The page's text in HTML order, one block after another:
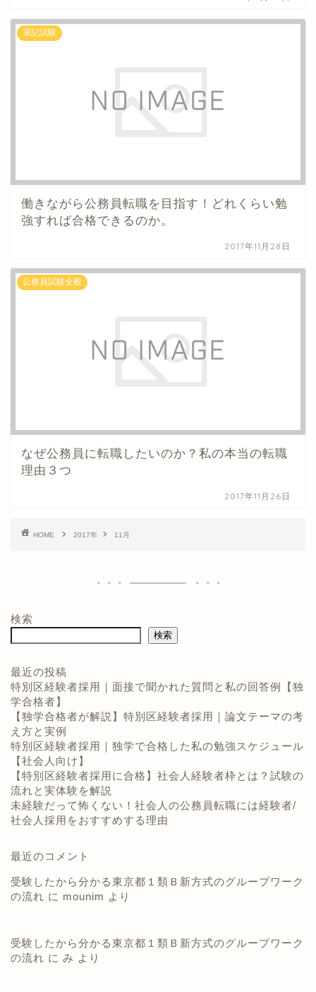
筆記試験
働きながら公務員転職を目指す！どれくらい勉
強すれば合格できるのか。
2017年11月28日
公務員試験全般
なぜ公務員に転職したいのか？私の本当の転職
理由３つ
2017年11月26日
HOME 2017年 11月
検索
検索
最近の投稿
特別区経験者採用｜面接で聞かれた質問と私の回答例【独
学合格者】
【独学合格者が解説】特別区経験者採用｜論文テーマの考
え方と実例
特別区経験者採用｜独学で合格した私の勉強スケジュール
【社会人向け】
【特別区経験者採用に合格】社会人経験者枠とは？試験の
流れと実体験を解説
未経験だって怖くない！社会人の公務員転職には経験者/
社会人採用をおすすめする理由
最近のコメント
受験したから分かる東京都１類Ｂ新方式のグループワーク
の流れ に mounim より
受験したから分かる東京都１類Ｂ新方式のグループワーク
の流れ に み より